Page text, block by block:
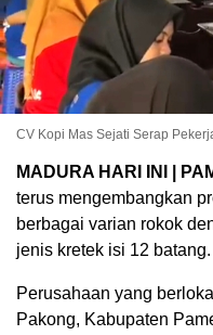
CV Kopi Mas Sejati Serap
MADURA HARI INI |
terus mengembangkan
berbagai varian rokok
jenis kretek isi 12 batang.
Perusahaan yang
Pakong, Kabupaten